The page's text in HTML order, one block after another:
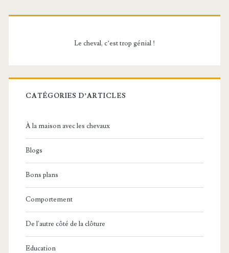
solution
d’identification
en
?
Barre
Le cheval, c’est trop génial !
CATÉGORIES D’ARTICLES
À la maison avec les chevaux
Blogs
Bons plans
Comportement
De l'autre côté de la clôture
Education